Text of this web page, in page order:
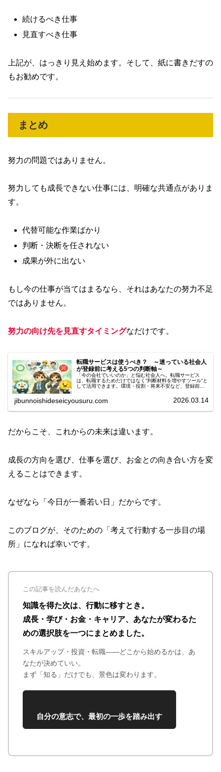
続けるべき仕事
見直すべき仕事
上記が、はっきり見え始めます。そして、紙に書きだすの
もお勧めです。
まとめ
努力の問題ではありません。
努力しても成長できない仕事には、明確な共通点がありま
す。
代替可能な作業ばかり
判断・決断を任されない
成果が外に出ない
もし今の仕事が当てはまるなら、それはあなたの努力不足
ではありません。
努力の向け先を見直すタイミングなだけです。
転職サービスは使うべき？ ～迷っている社会人
が登録前に考える5つの判断軸～
「今の会社でいいのか」と悩む社会人へ。転職サービス
は、転職するためだけではなく“判断材料を増やすツール”と
して活用できます。環境・役割・将来不安など、登録前に
jibunnoishideseicyousuru.com 2026.03.14
だからこそ、これからの未来は違います。
成長の方向を選び、仕事を選び、お金との向き合い方を変
えることはできます。
なぜなら「今日が一番若い日」だからです。
このブログが、そのための「考えて行動する一歩目の場
所」になれば幸いです。
この記事を読んだあなたへ
知識を得た次は、行動に移すとき。
成長・学び・お金・キャリア、あなたが変わるた
めの選択肢を一つにまとめました。
スキルアップ・投資・転職——どこから始めるかは、あ
なたが決めていい。
まず「知る」だけでも、景色は変わります。
自分の意志で、最初の一歩を踏み出す